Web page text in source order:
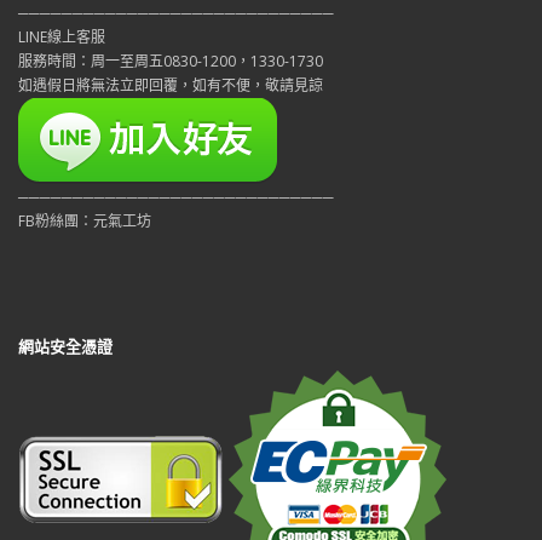
─────────────────────────────
LINE線上客服
服務時間：周一至周五0830-1200，1330-1730
如遇假日將無法立即回覆，如有不便，敬請見諒
─────────────────────────────
FB粉絲團：元氣工坊
網站安全憑證